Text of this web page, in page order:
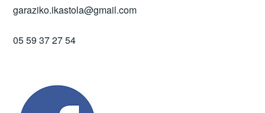
garaziko.ikastola@gmail.com
05 59 37 27 54